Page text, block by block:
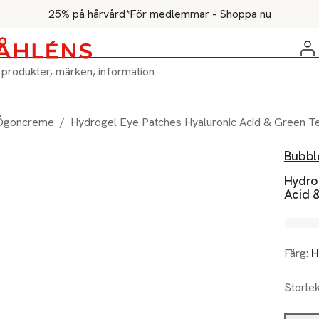
25% på hårvård*För medlemmar - Shoppa nu
/ Hydrogel Eye Patches Hyaluronic Acid & Green
Acid
Färg: